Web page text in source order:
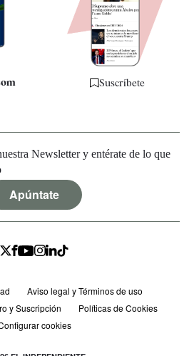
Suscríbete
Newsletter y entérate de lo que
Apúntate
Aviso legal y Términos de uso
y Suscripción
Políticas de Cookies
cookies